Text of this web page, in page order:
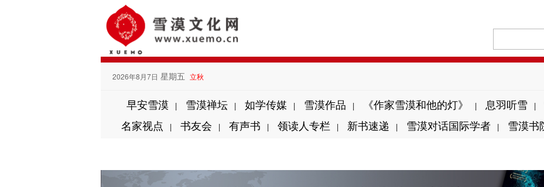
2026年8月7日 星期五 立秋
早安雪漠 | 雪漠禅坛 | 如学传媒 | 雪漠作品 | 《作家雪漠和他的灯》 | 息羽听雪 |
名家视点 | 书友会 | 有声书 | 领读人专栏 | 新书速递 | 雪漠对话国际学者 | 雪漠书